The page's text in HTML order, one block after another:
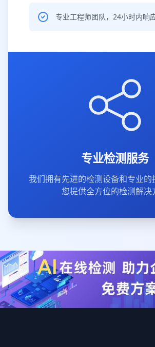
专业工程师团队，24小时内响
专业检测服务
我们拥有先进的检测设备和专业的
您提供全方位的检测解决